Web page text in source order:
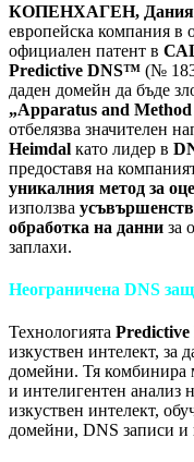
КОПЕНХАГЕН, Дания,
европейска компания в
официален патент в
Predictive DNS™ (№
даден домейн да бъде
„Apparatus and
отбелязва значителен
Heimdal като лидер в
предоставя на
уникалния метод за
използва
обработка на данни за
заплахи.
Неограничена DNS
Технологията
изкуствен интелект, за
домейни. Тя комбинира
и интелигентен анализ
изкуствен интелект,
домейни, DNS записи и